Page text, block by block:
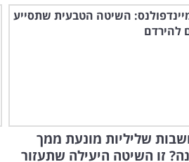
שליליות מונעת ממך
זו השיטה היעילה שתעזור